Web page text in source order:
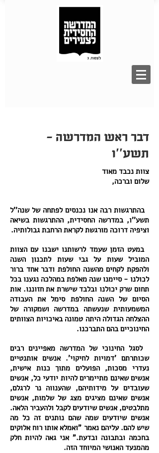
דבר ראש המדרשה -
תשע''ו
צוות נכבד מאוד
שלום וברכה,
בהתרגשות רבה אנו נכנסים לפתחה של שנה''ל
תשע''ו, במדרשה החסידית, ההתרגשות בשיאה
וציפיה דרוכה מורגשת לקראת הרחבת גבולותיה.
במעט הזמן שעמד לרשותנו ישבנו עם הצוות
המוביל שעות על גבי שעות לתכנון השנה
ולהפקת לקחים מהשנה החולפת ודבר אחד ברור
לכולנו - סיימנו שנה מאלפת במהלכה נגענו בכל
תחום שרק יכולנו ובלבד שישרת את חזוננו. אות
הסיום של השנה החולפת סימל את העבודה
המשמעותית שנעשתה במדרשה ושמקורה של
ההצלחה הגדולה היתה טמונה באיכויות הצוותים
החינוכיים בהם התברכנו.
לסגל החינוכי של המדרשה מאפיינים רבים
שכותרתם 'דמויות לחיקוי'. אנשים אותנטיים
נעדרי מסכות, הפועלים מתוך כנות אישית,
אנשים שאינם מתיימרים להיות יודעי כל, אנשים
שעובדים על מידותיהם, שהענווה נר לרגלם,
אנשים שאינם מציגים מצג של שלמות, אנשים
מתלבטים, אנשים שיודעים לקבל ולהעביר הלאה.
אנשים שיודעים שמה שהם נותנים זה כל מה
שיש להם. עליהם נאמר "ואמלא אותו רוח אלוקים
בחכמה ובתבונה ובדעת." אני גאה להיות חלק
מהמנעד האנושי המיוחד הזה.